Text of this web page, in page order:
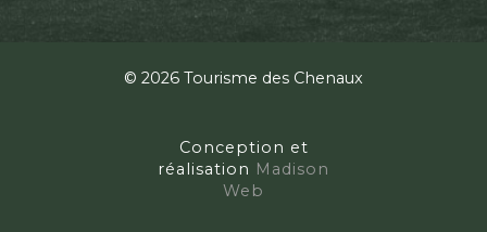
© 2026 Tourisme des Chenaux
Conception et
réalisation Madison
Web